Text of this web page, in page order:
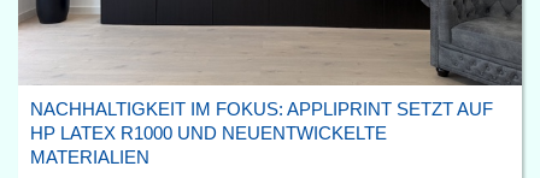
NACHHALTIGKEIT IM FOKUS: APPLIPRINT SETZT AUF
HP LATEX R1000 UND NEUENTWICKELTE
MATERIALIEN